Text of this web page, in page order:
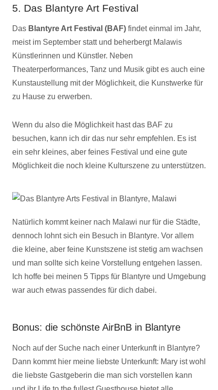
5. Das Blantyre Art Festival
Das Blantyre Art Festival (BAF) findet einmal im Jahr,
meist im September statt und beherbergt Malawis
Künstlerinnen und Künstler. Neben
Theaterperformances, Tanz und Musik gibt es auch eine
Kunstaustellung mit der Möglichkeit, die Kunstwerke für
zu Hause zu erwerben.
Wenn du also die Möglichkeit hast das BAF zu
besuchen, kann ich dir das nur sehr empfehlen. Es ist
ein sehr kleines, aber feines Festival und eine gute
Möglichkeit die noch kleine Kulturszene zu unterstützen.
Natürlich kommt keiner nach Malawi nur für die Städte,
dennoch lohnt sich ein Besuch in Blantyre. Vor allem
die kleine, aber feine Kunstszene ist stetig am wachsen
und man sollte sich keine Vorstellung entgehen lassen.
Ich hoffe bei meinen 5 Tipps für Blantyre und Umgebung
war auch etwas passendes für dich dabei.
Bonus: die schönste AirBnB in Blantyre
Noch auf der Suche nach einer Unterkunft in Blantyre?
Dann kommt hier meine liebste Unterkunft: Mary ist wohl
die liebste Gastgeberin die man sich vorstellen kann